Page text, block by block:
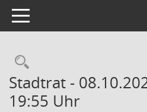
Toggle navigation
Rechercheauswahl
Stadtrat -
19:55 Uhr